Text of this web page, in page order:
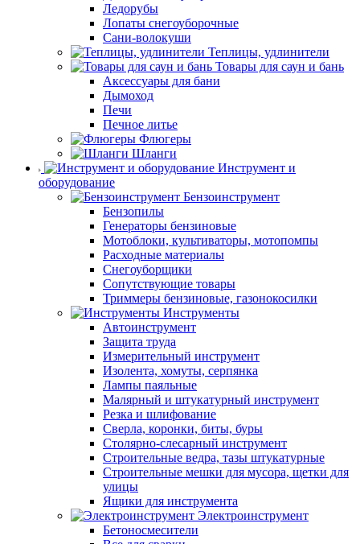
Ледорубы
Лопаты снегоуборочные
Сани-волокуши
Теплицы, удлинители
Товары для саун и бань
Аксессуары для бани
Дымоход
Печи
Печное литье
Флюгеры
Шланги
Инструмент и
оборудование
Бензоинструмент
Бензопилы
Генераторы бензиновые
Мотоблоки, культиваторы, мотопомпы
Расходные материалы
Снегоуборщики
Сопутствующие товары
Триммеры бензиновые, газонокосилки
Инструменты
Автоинструмент
Защита труда
Измерительный инструмент
Изолента, хомуты, серпянка
Лампы паяльные
Малярный и штукатурный инструмент
Резка и шлифование
Сверла, коронки, биты, буры
Столярно-слесарный инструмент
Строительные ведра, тазы штукатурные
Строительные мешки для мусора, щетки для
улицы
Ящики для инструмента
Электроинструмент
Бетоносмесители